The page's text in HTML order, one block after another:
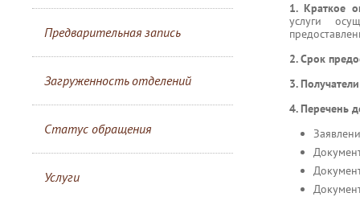
Предварительная запись
Загруженность отделений
Статус обращения
Услуги
1. Краткое
услуги
2. Срок
3.
4. Перечень